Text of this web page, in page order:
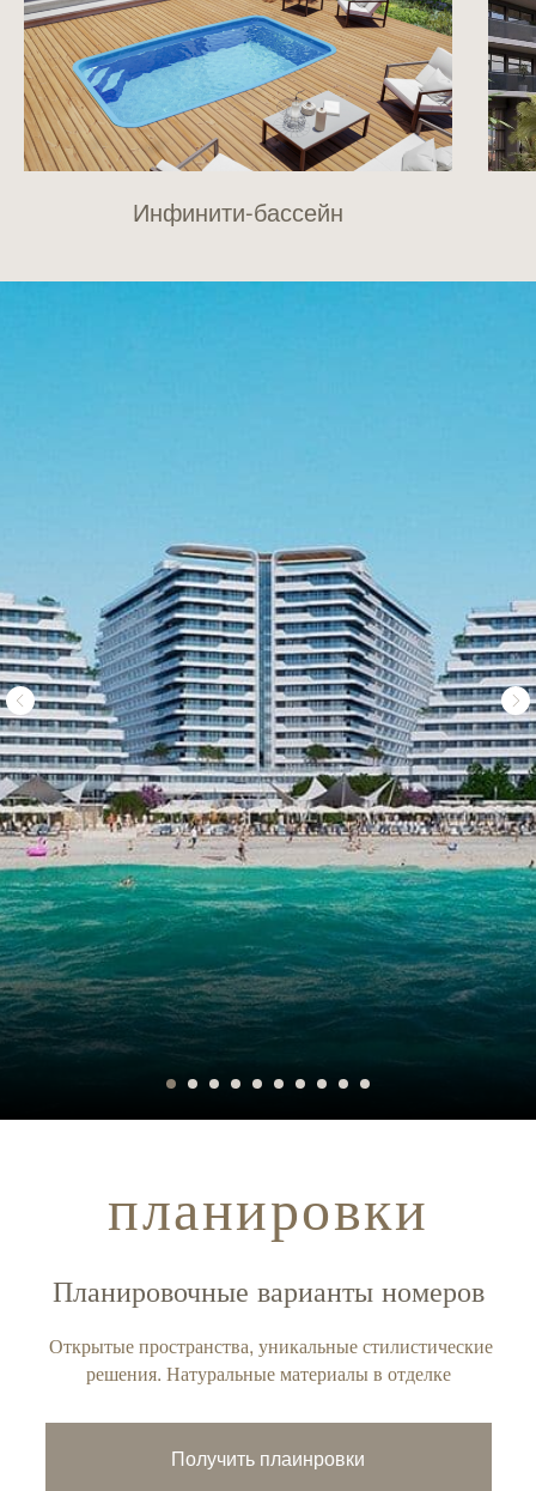
Инфинити-бассейн
планировки
Планировочные варианты номеров
Открытые пространства, уникальные стилистические
решения. Натуральные материалы в отделке
Получить плаинровки